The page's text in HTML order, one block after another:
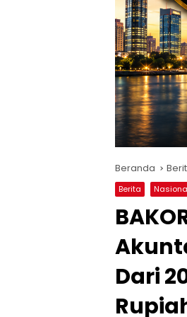
Beranda
Berita
Dari